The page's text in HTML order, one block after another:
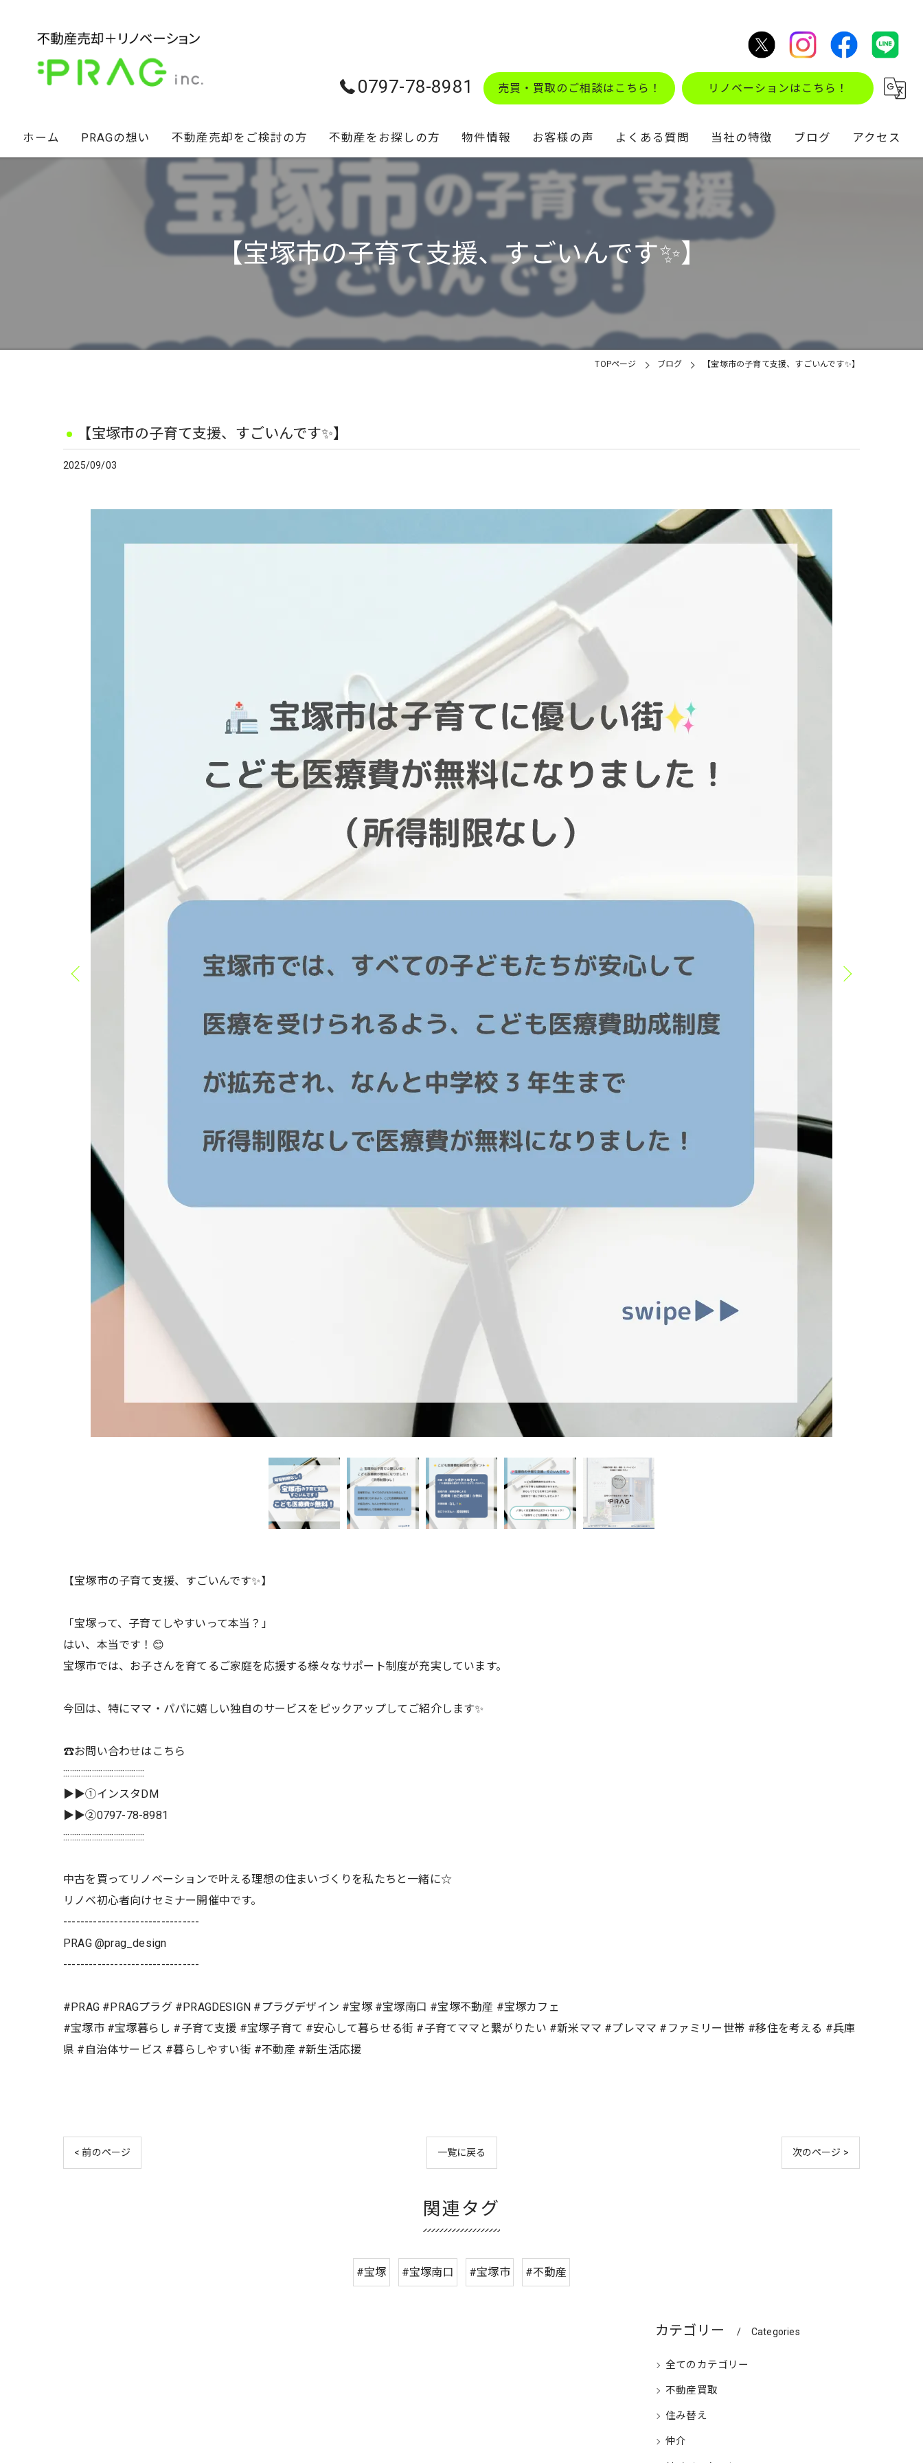
0797-78-8981 売買・買取のご相談はこちら！ リノベーションはこちら！
ホーム PRAGの想い 不動産売却をご検討の方
不動産セカンドオピニオン
相続財産のお悩み解決術
不動産をお探しの方 物件情報
学校区マップ
お客様の声 よくある質問 当社の特徴
不動産買取
住み替え
ブログ アクセス
【宝塚市の子育て支援、すごいんです✨】
TOPページ ブログ 【宝塚市の子育て支援、すごいんです✨】
【宝塚市の子育て支援、すごいんです✨】
2025/09/03
【宝塚市の子育て支援、すごいんです✨】
「宝塚って、子育てしやすいって本当？」
はい、本当です！😊
宝塚市では、お子さんを育てるご家庭を応援する様々なサポート制度が充実しています。
今回は、特にママ・パパに嬉しい独自のサービスをピックアップしてご紹介します✨
☎️お問い合わせはこちら
:::::::::::::::::::::::::::::::::::::
▶▶①インスタDM
▶▶②0797-78-8981
:::::::::::::::::::::::::::::::::::::
中古を買ってリノベーションで叶える理想の住まいづくりを私たちと一緒に☆
リノベ初心者向けセミナー開催中です。
--------------------------------
PRAG @prag_design
--------------------------------
#PRAG #PRAGプラグ #PRAGDESIGN #プラグデザイン #宝塚 #宝塚南口 #宝塚不動産 #宝塚カフェ
#宝塚市 #宝塚暮らし #子育て支援 #宝塚子育て #安心して暮らせる街 #子育てママと繋がりたい #新米ママ #プレママ #ファミリー世帯 #移住を考える #兵庫
県 #自治体サービス #暮らしやすい街 #不動産 #新生活応援
< 前のページ 一覧に戻る 次のページ >
関連タグ
#宝塚 #宝塚南口 #宝塚市 #不動産
カテゴリー Categories
全てのカテゴリー
不動産買取
住み替え
仲介